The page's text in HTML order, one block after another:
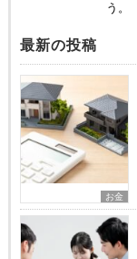
う。
最新の投稿
お金